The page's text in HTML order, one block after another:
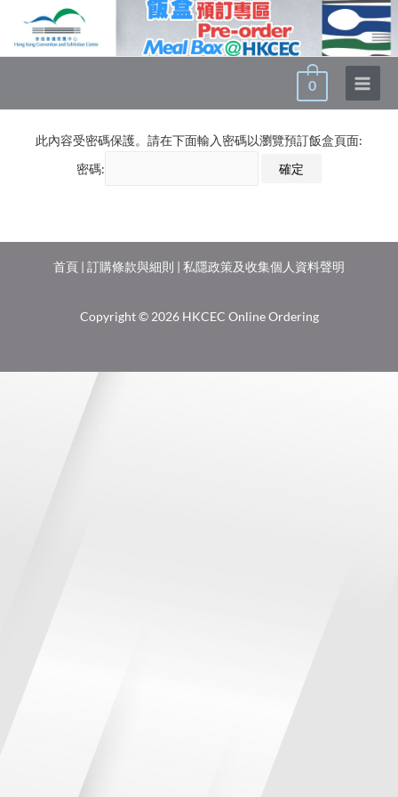
0
此內容受密碼保護。請在下面輸入密碼以瀏覽預訂飯盒頁面:
密碼:
首頁 | 訂購條款與細則 | 私隱政策及收集個人資料聲明
Copyright © 2026 HKCEC Online Ordering